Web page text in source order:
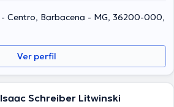
Centro, Barbacena - MG, 36200-000,
Ver perfil
Schreiber Litwinski